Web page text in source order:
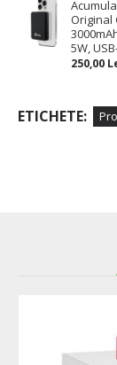
Original
5W,
250,00
ETICHETE: